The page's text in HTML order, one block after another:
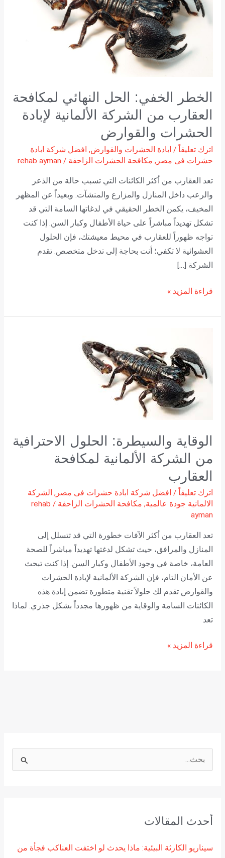
الخطر الخفي: الحل النهائي لمكافحة
العقارب من الشركة الألمانية لإبادة
الحشرات والقوارض
اترك تعليقاً / ابادة الحشرات والقوارض, افضل شركة ابادة
حشرات فى مصر , مكافحة الحشرات الزاحفة /
rehab ayman
تعد العقارب من أكثر الكائنات التي تسبب حالة من الذعر
والرعب داخل المنازل والمزارع والمنشآت. وبعيداً عن المظهر
المخيف، يكمن الخطر الحقيقي في لدغاتها السامة التي قد
تشكل تهديداً مباشراً على حياة الأطفال وكبار السن. إذا كنت
تواجه ظهوراً للعقارب في محيط معيشتك، فإن الحلول
العشوائية لا تكفي؛ أنت بحاجة إلى تدخل متخصص. تقدم
الشركة […]
لمكافحة
العقارب
الشركة
الحشرات
والقوارض
قراءة المزيد »
الوقاية والسيطرة: الحلول الاحترافية
من الشركة الألمانية لمكافحة
العقارب
اترك تعليقاً / افضل شركة ابادة حشرات فى مصر , الشركة
الالمانية جودة عالمية, مكافحة الحشرات الزاحفة /
rehab
ayman
تعد العقارب من أكثر الآفات خطورة التي قد تتسلل إلى
المنازل والمرافق، حيث تشكل لدغتها تهديداً مباشراً للصحة
العامة، خاصة في وجود الأطفال وكبار السن. إذا كنت تبحث
عن الأمان التام، فإن الشركة الألمانية لإبادة الحشرات
والقوارض تقدم لك حلولاً تقنية متطورة تضمن إبادة هذه
الكائنات السامة والوقاية من ظهورها مجدداً بشكل جذري. لماذا
تعد
والسيطرة:
الحلول
الاحترافية
الشركة
لمكافحة
العقارب
قراءة المزيد »
ث
أحدث المقالات
سيناريو الكارثة البيئية: ماذا يحدث لو اختفت العناكب فجأة من